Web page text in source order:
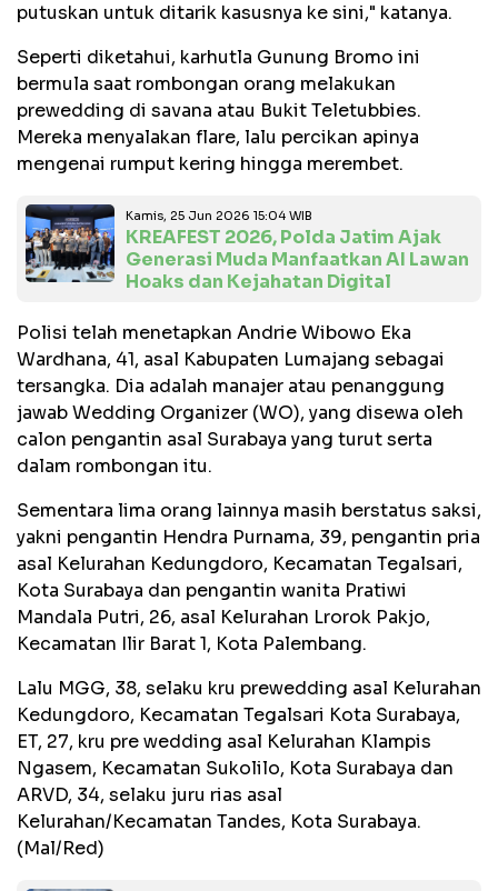
putuskan untuk ditarik kasusnya ke sini," katanya.
Seperti diketahui, karhutla Gunung Bromo ini
bermula saat rombongan orang melakukan
prewedding di savana atau Bukit Teletubbies.
Mereka menyalakan flare, lalu percikan apinya
mengenai rumput kering hingga merembet.
Kamis, 25 Jun 2026 15:04 WIB
KREAFEST 2026, Polda Jatim Ajak
Generasi Muda Manfaatkan AI Lawan
Hoaks dan Kejahatan Digital
Polisi telah menetapkan Andrie Wibowo Eka
Wardhana, 41, asal Kabupaten Lumajang sebagai
tersangka. Dia adalah manajer atau penanggung
jawab Wedding Organizer (WO), yang disewa oleh
calon pengantin asal Surabaya yang turut serta
dalam rombongan itu.
Sementara lima orang lainnya masih berstatus saksi,
yakni pengantin Hendra Purnama, 39, pengantin pria
asal Kelurahan Kedungdoro, Kecamatan Tegalsari,
Kota Surabaya dan pengantin wanita Pratiwi
Mandala Putri, 26, asal Kelurahan Lrorok Pakjo,
Kecamatan Ilir Barat 1, Kota Palembang.
Lalu MGG, 38, selaku kru prewedding asal Kelurahan
Kedungdoro, Kecamatan Tegalsari Kota Surabaya,
ET, 27, kru pre wedding asal Kelurahan Klampis
Ngasem, Kecamatan Sukolilo, Kota Surabaya dan
ARVD, 34, selaku juru rias asal
Kelurahan/Kecamatan Tandes, Kota Surabaya.
(Mal/Red)